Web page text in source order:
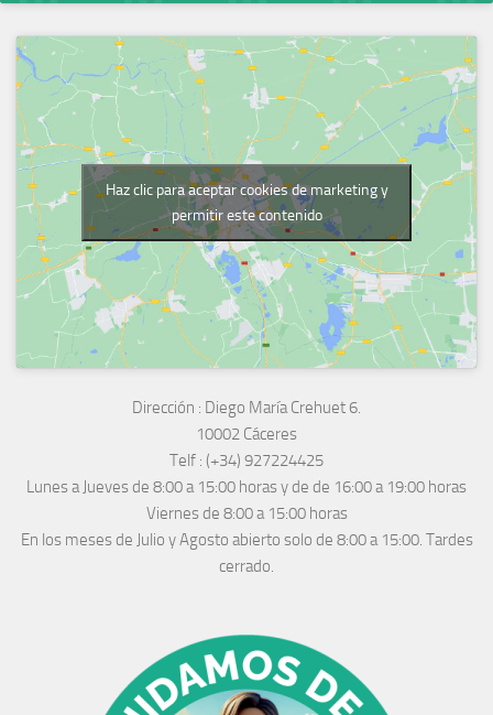
Haz clic para aceptar cookies de marketing y
permitir este contenido
Dirección : Diego María Crehuet 6.
10002 Cáceres
Telf : (+34) 927224425
Lunes a Jueves de 8:00 a 15:00 horas y de de 16:00 a 19:00 horas
Viernes de 8:00 a 15:00 horas
En los meses de Julio y Agosto abierto solo de 8:00 a 15:00. Tardes
cerrado.